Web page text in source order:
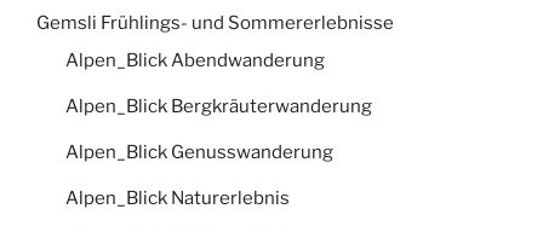
Gemsli Frühlings- und Sommererlebnisse
Alpen_Blick Abendwanderung
Alpen_Blick Bergkräuterwanderung
Alpen_Blick Genusswanderung
Alpen_Blick Naturerlebnis